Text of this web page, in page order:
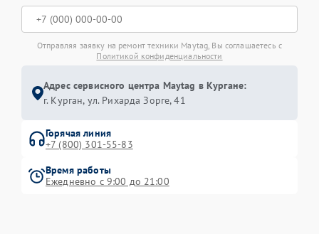
Отправляя заявку на ремонт техники Maytag, Вы соглашаетесь с
Политикой конфиденциальности
Адрес сервисного центра Maytag в Кургане:
г. Курган, ул. Рихарда Зорге, 41
Горячая линия
+7 (800) 301-55-83
Время работы
Ежедневно с 9:00 до 21:00